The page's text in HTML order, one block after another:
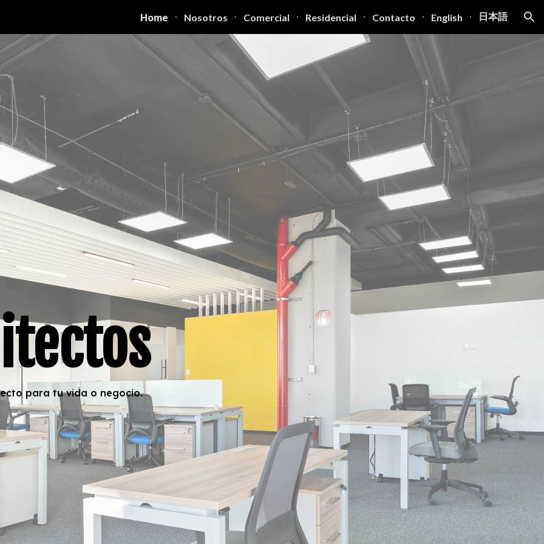
Skip to navigation
Home Nosotros Comercial Residencial Contacto English 日本語
para tu vida o negocio.